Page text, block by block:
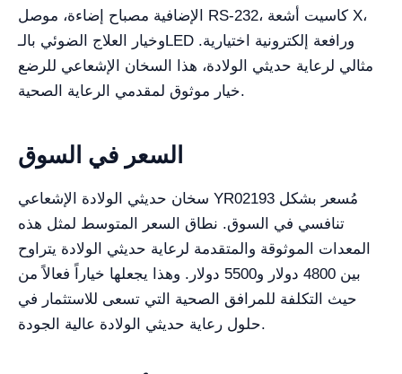
الإضافية مصباح إضاءة، موصل RS-232، كاسيت أشعة X،
وخيار العلاج الضوئي بالـLED ورافعة إلكترونية اختيارية.
مثالي لرعاية حديثي الولادة، هذا السخان الإشعاعي للرضع
خيار موثوق لمقدمي الرعاية الصحية.
السعر في السوق
سخان حديثي الولادة الإشعاعي YR02193 مُسعر بشكل
تنافسي في السوق. نطاق السعر المتوسط لمثل هذه
المعدات الموثوقة والمتقدمة لرعاية حديثي الولادة يتراوح
بين 4800 دولار و5500 دولار. وهذا يجعلها خياراً فعالاً من
حيث التكلفة للمرافق الصحية التي تسعى للاستثمار في
حلول رعاية حديثي الولادة عالية الجودة.